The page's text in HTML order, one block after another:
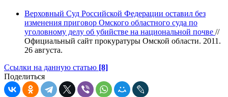
Верховный Суд Российской Федерации оставил без
изменения приговор Омского областного суда по
уголовному делу об убийстве на национальной почве //
Официальный сайт прокуратуры Омской области. 2011.
26 августа.
Ссылки на данную статью [8]
Поделиться